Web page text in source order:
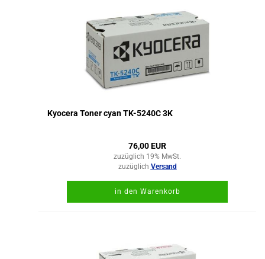
Kyocera Toner cyan TK-5240C 3K
76,00 EUR
zuzüglich 19% MwSt.
zuzüglich Versand
in den Warenkorb